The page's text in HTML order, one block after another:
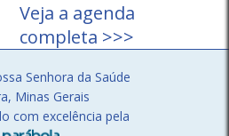
Veja a agenda
completa >>>
Senhora da Saúde
Minas Gerais
com excelência pela